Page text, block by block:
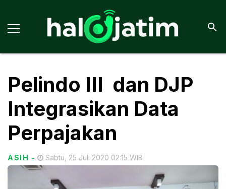
Pelindo III dan DJP
Integrasikan Data
Perpajakan
ASIH - Sabtu, 25 Juli 2020 02:15 WIB